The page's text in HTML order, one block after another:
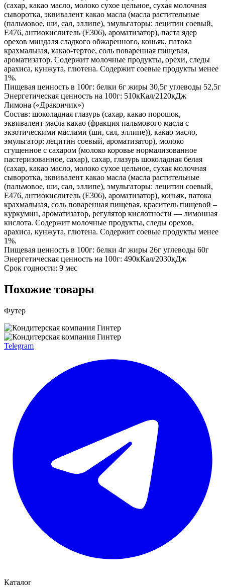
(сахар, какао масло, молоко сухое цельное, сухая молочная
сыворотка, эквивалент какао масла (масла растительные
(пальмовое, ши, сал, эллипе), эмульгаторы: лецитин соевый,
Е476, антиокислитель (Е306), ароматизатор), паста ядер
орехов миндаля сладкого обжаренного, коньяк, патока
крахмальная, какао-тертое, соль поваренная пищевая,
ароматизатор. Содержит молочные продукты, орехи, следы
арахиса, кунжута, глютена. Содержит соевые продукты менее
1%.
Пищевая ценность в 100г: белки 6г жиры 30,5г углеводы 52,5г
Энергетическая ценность на 100г: 510кКал/2120кДж
Лимона («Дракончик»)
Состав: шоколадная глазурь (сахар, какао порошок,
эквивалент масла какао (фракция пальмового масла с
экзотическими маслами (ши, сал, эллипе)), какао масло,
эмульгатор: лецитин соевый, ароматизатор), молоко
сгущенное с сахаром (молоко коровье нормализованное
пастеризованное, сахар), сахар, глазурь шоколадная белая
(сахар, какао масло, молоко сухое цельное, сухая молочная
сыворотка, эквивалент какао масла (масла растительные
(пальмовое, ши, сал, эллипе), эмульгаторы: лецитин соевый,
Е476, антиокислитель (Е306), ароматизатор), коньяк, патока
крахмальная, соль поваренная пищевая, краситель пищевой –
куркумин, ароматизатор, регулятор кислотности — лимонная
кислота. Содержит молочные продукты, следы орехов,
арахиса, кунжута, глютена. Содержит соевые продукты менее
1%.
Пищевая ценность в 100г: белки 4г жиры 26г углеводы 60г
Энергетическая ценность на 100г: 490кКал/2030кДж
Срок годности: 9 мес
Похожие товары
Футер
Telegram
Каталог